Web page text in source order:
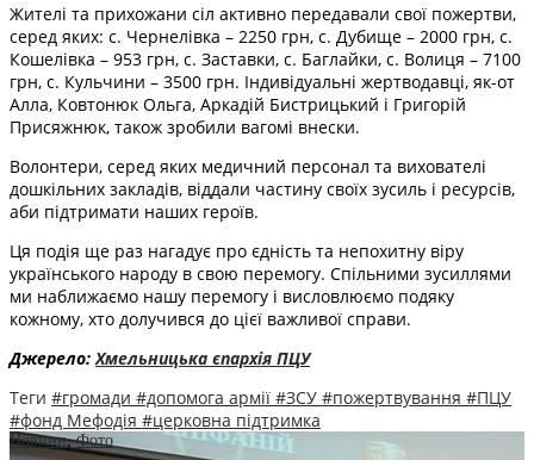
Жителі та прихожани сіл активно передавали свої пожертви,
серед яких: с. Чернелівка – 2250 грн, с. Дубище – 2000 грн, с.
Кошелівка – 953 грн, с. Заставки, с. Баглайки, с. Волиця – 7100
грн, с. Кульчини – 3500 грн. Індивідуальні жертводавці, як-от
Алла, Ковтонюк Ольга, Аркадій Бистрицький і Григорій
Присяжнюк, також зробили вагомі внески.
Волонтери, серед яких медичний персонал та вихователі
дошкільних закладів, віддали частину своїх зусиль і ресурсів,
аби підтримати наших героїв.
Ця подія ще раз нагадує про єдність та непохитну віру
українського народу в свою перемогу. Спільними зусиллями
ми наближаємо нашу перемогу і висловлюємо подяку
кожному, хто долучився до цієї важливої справи.
Джерело: Хмельницька єпархія ПЦУ
Теги #громади #допомога армії #ЗСУ #пожертвування #ПЦУ
#фонд Мефодія #церковна підтримка
Новини,Фото